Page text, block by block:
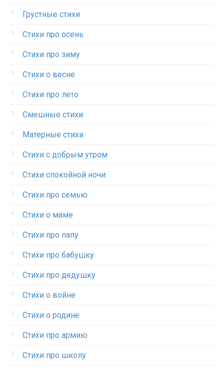
Грустные стихи
Стихи про осень
Стихи про зиму
Стихи о весне
Стихи про лето
Смешные стихи
Матерные стихи
Стихи с добрым утром
Стихи спокойной ночи
Стихи про семью
Стихи о маме
Стихи про папу
Стихи про бабушку
Стихи про дедушку
Стихи о войне
Стихи о родине
Стихи про армию
Стихи про школу